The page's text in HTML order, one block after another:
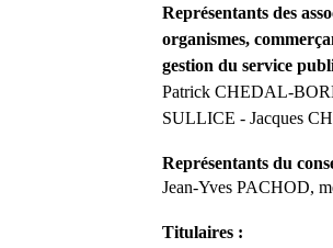
Représentants des
organismes,
gestion du service
Patrick CHEDAL-
SULLICE - Jacques
Représentants du
Jean-Yves PACHOD,
Titulaires :